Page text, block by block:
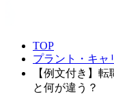
TOP
プラント・キャ
【例文付き】
と何が違う？